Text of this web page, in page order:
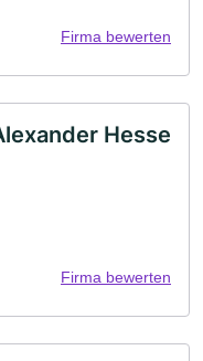
Firma bewerten
Hesse
Firma bewerten